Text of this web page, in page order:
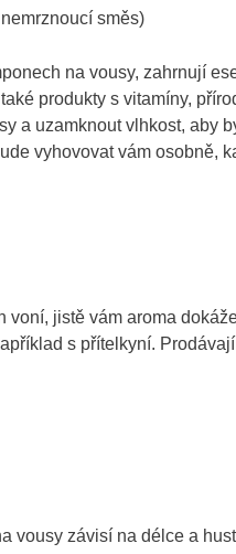
směs)
na vousy, zahrnují
produkty s vitamíny,
a uzamknout vlhkost, aby
vyhovovat vám osobně,
voní, jistě vám aroma
s přítelkyní.
vousy závisí na délce a